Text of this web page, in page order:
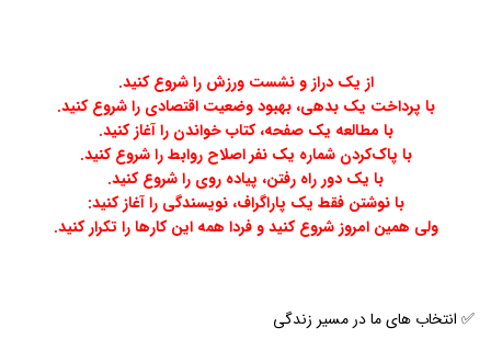
از یک دراز و نشست ورزش را شروع کنید.
با پرداخت یک بدهی، بهبود وضعیت اقتصادی را شروع کنید.
با مطالعه یک صفحه، کتاب خواندن را آغاز کنید.
با پاک‌کردن شماره یک نفر اصلاح روابط را شروع کنید.
با یک دور راه رفتن، پیاده روی را شروع کنید.
با نوشتن فقط یک پاراگراف، نویسندگی را آغاز کنید:
ولی همین امروز شروع کنید و فردا همه این کارها را تکرار کنید.
✅ انتخاب های ما در مسیر زندگی